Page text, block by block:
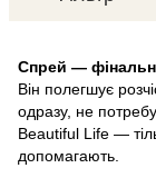
Спрей —
Він полегшує
одразу, не
Beautiful Life —
допомагають.